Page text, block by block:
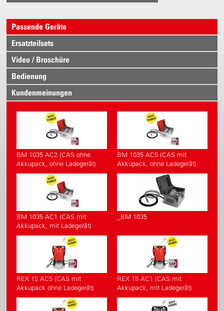
Passende Geräte
Ersatzteilsets
Video / Broschüre
Bedienung
Kundenmeinungen
BM 1035 AC2 (CAS ohne
Akkupack, ohne Ladegerät)
BM 1035 AC5 (CAS mit
Akkupack, ohne Ladegerät)
BM 1035 AC1 (CAS mit
Akkupack, mit Ladegerät)
_BM 1035
REX 15 AC5 (CAS mit
Akkupack ohne Ladegerät)
REX 15 AC1 (CAS mit
Akkupack, mit Ladegerät)